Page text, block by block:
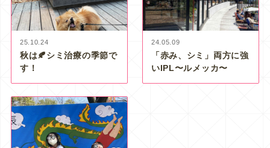
25.10.24
秋は🍂シミ治療の季節で
す！
24.05.09
「赤み、シミ」両方に強
いIPL〜ルメッカ〜